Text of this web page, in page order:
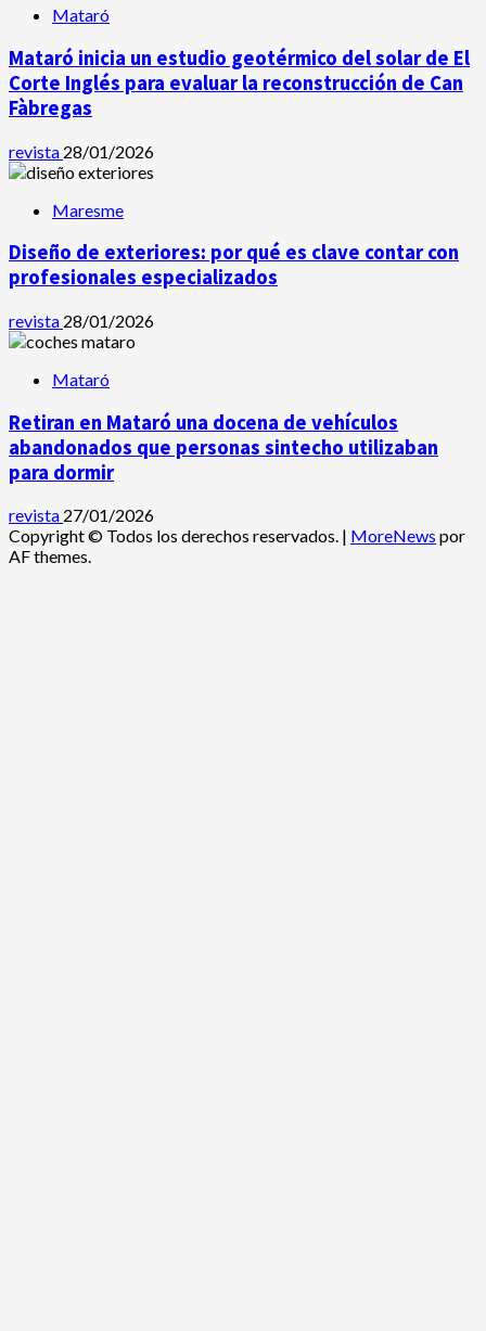
Mataró
Mataró inicia un estudio geotérmico del solar de El
Corte Inglés para evaluar la reconstrucción de Can
Fàbregas
revista 28/01/2026
Maresme
Diseño de exteriores: por qué es clave contar con
profesionales especializados
revista 28/01/2026
Mataró
Retiran en Mataró una docena de vehículos
abandonados que personas sintecho utilizaban
para dormir
revista 27/01/2026
Copyright © Todos los derechos reservados. | MoreNews por
AF themes.